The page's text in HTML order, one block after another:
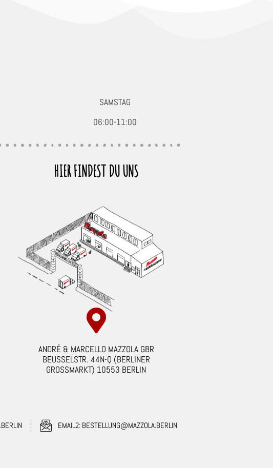
SAMSTAG
06:00-11:00
HIER FINDEST DU UNS
ANDRÉ & MARCELLO MAZZOLA GBR
BEUSSELSTR. 44N-Q (BERLINER
GROSSMARKT) 10553 BERLIN
EMAIL2: BESTELLUNG@MAZZOLA.BERLIN